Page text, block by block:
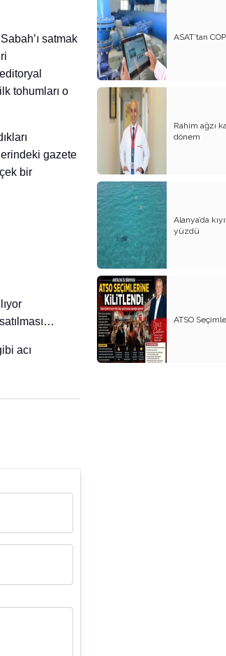
satmak
tohumları o
gazete
bir
acı
Eğitim Sisteminde
Önerileri
Cumhuriyet’in 100.
Şehitler üzerinden
Belediye Başkanı'na
Vermeliyim?
AKP'nin Mülteci
şehitlerimiz!..
Geleceğimize biz
Kamacı’nın resti!.. İYİ
Emine öğretmenim;
güvendi!..
Açıkça söyleyin
karşısınız!’’
Doğayı kim
CHP’de siyaset,
Cumhuriyetimizin 100
kutlayacağız?
ASAT’tan
Rahim ağzı
dönem
Alanya’da
yüzdü
ATSO